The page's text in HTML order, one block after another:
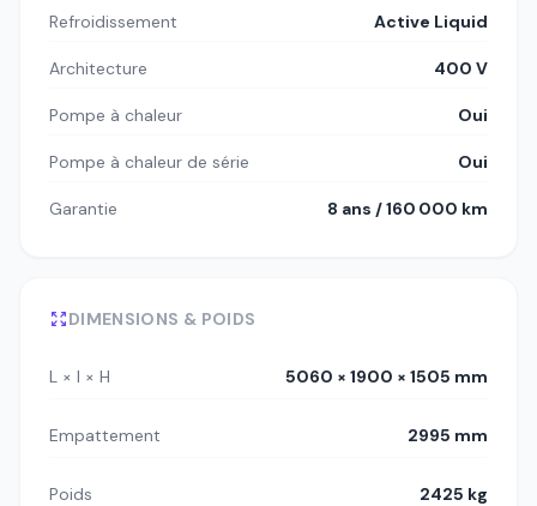
Refroidissement Active Liquid
Architecture 400 V
Pompe à chaleur Oui
Pompe à chaleur de série Oui
Garantie 8 ans / 160 000 km
DIMENSIONS & POIDS
L × l × H 5060 × 1900 × 1505 mm
Empattement 2995 mm
Poids 2425 kg